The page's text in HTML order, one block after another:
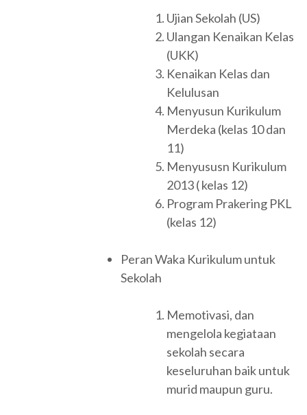
Ujian Sekolah (US)
Ulangan Kenaikan Kelas
(UKK)
Kenaikan Kelas dan
Kelulusan
Menyusun Kurikulum
Merdeka (kelas 10 dan
11)
Menyususn Kurikulum
2013 ( kelas 12)
Program Prakering PKL
(kelas 12)
Peran Waka Kurikulum untuk
Sekolah
Memotivasi, dan
mengelola kegiataan
sekolah secara
keseluruhan baik untuk
murid maupun guru.